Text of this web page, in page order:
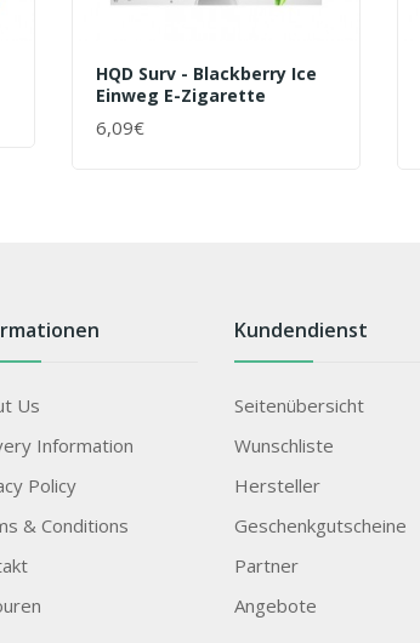
HQD Surv - Blackberry Ice
Einweg E-Zigarette
6,09€
+ WARENKORB
Us
Information
Policy
& Conditions
Kundendienst
Seitenübersicht
Wunschliste
Hersteller
Geschenkgutscheine
Partner
Angebote